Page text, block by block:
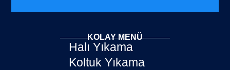
KOLAY MENÜ
Halı Yıkama
Koltuk Yıkama